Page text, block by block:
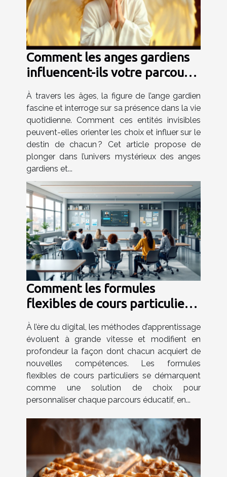
Comment les anges gardiens
influencent-ils votre parcours
de vie ?
À travers les âges, la figure de l’ange gardien
fascine et interroge sur sa présence dans la vie
quotidienne. Comment ces entités invisibles
peuvent-elles orienter les choix et influer sur le
destin de chacun ? Cet article propose de
plonger dans l’univers mystérieux des anges
gardiens et...
Comment les formules
flexibles de cours particuliers
favorisent-elles
l'apprentissage personnalisé ?
À l’ère du digital, les méthodes d’apprentissage
évoluent à grande vitesse et modifient en
profondeur la façon dont chacun acquiert de
nouvelles compétences. Les formules
flexibles de cours particuliers se démarquent
comme une solution de choix pour
personnaliser chaque parcours éducatif, en...